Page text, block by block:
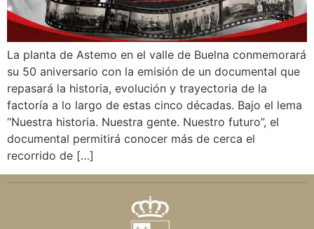
La planta de Astemo en el valle de Buelna conmemorará
su 50 aniversario con la emisión de un documental que
repasará la historia, evolución y trayectoria de la
factoría a lo largo de estas cinco décadas. Bajo el lema
“Nuestra historia. Nuestra gente. Nuestro futuro”, el
documental permitirá conocer más de cerca el
recorrido de […]